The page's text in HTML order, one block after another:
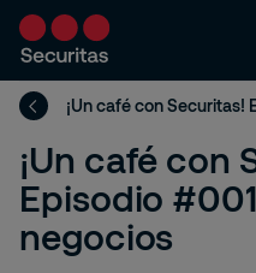
¡Un café con
Episodio
negocios